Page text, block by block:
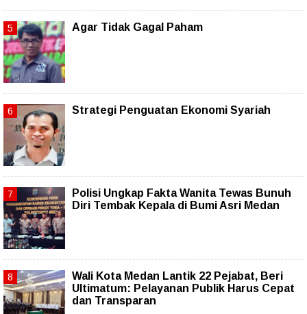
Agar Tidak Gagal Paham
Strategi Penguatan Ekonomi Syariah
Polisi Ungkap Fakta Wanita Tewas Bunuh
Diri Tembak Kepala di Bumi Asri Medan
Wali Kota Medan Lantik 22 Pejabat, Beri
Ultimatum: Pelayanan Publik Harus Cepat
dan Transparan